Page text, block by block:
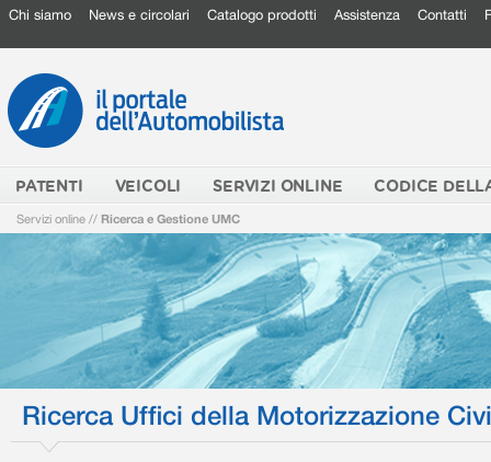
Chi siamo News e circolari Catalogo prodotti Assistenza Contatti
PATENTI VEICOLI SERVIZI ONLINE CODICE
Servizi online // Ricerca e Gestione UMC
Ricerca Uffici della Motorizzazione